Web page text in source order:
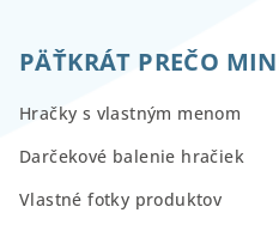
PÄŤKRÁT PREČO
Hračky s vlastným menom
Darčekové balenie hračiek
Vlastné fotky produktov